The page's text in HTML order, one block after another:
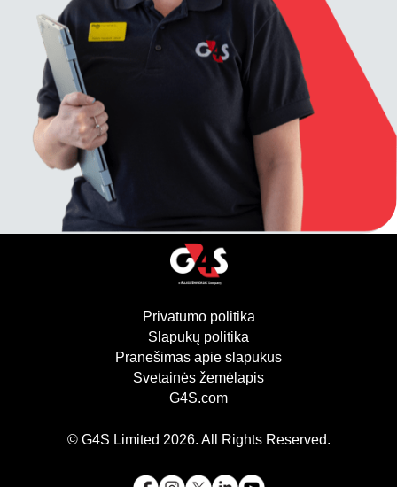
Privatumo politika
Slapukų politika
Pranešimas apie slapukus
Svetainės žemėlapis
G4S.com
© G4S Limited 2026. All Rights Reserved.